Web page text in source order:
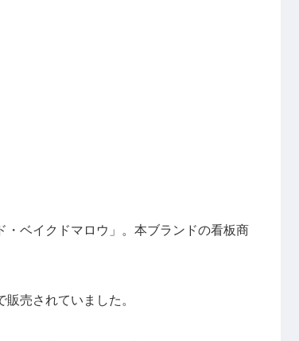
ベイクドマロウ」。本ブランドの看板商
売されていました。